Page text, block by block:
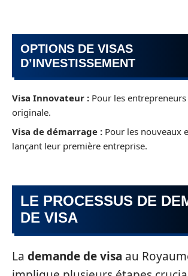
OPTIONS DE VISAS
D’INVESTISSEMENT
Visa Innovateur : Pour les
originale.
Visa de démarrage : Pour les nouveaux
lançant leur première entreprise.
LE PROCESSUS DE
DE VISA
La demande de visa au